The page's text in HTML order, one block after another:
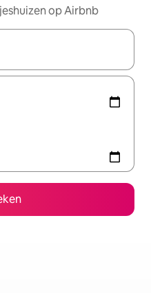
op Airbnb
zijn, maak je een keuze